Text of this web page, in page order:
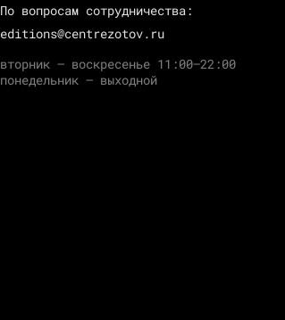
По вопросам сотрудничества:
editions@centrezotov.ru
вторник — воскресенье 11:00–22:00
понедельник — выходной